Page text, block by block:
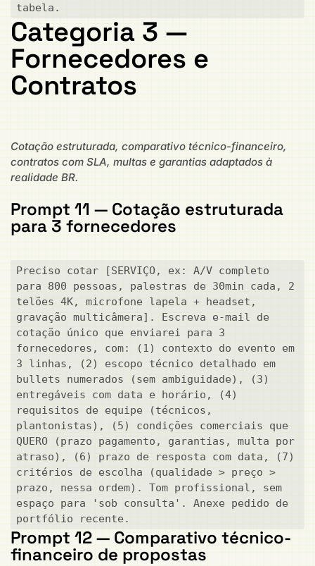
tabela.
Categoria 3 —
Fornecedores e
Contratos
Cotação estruturada, comparativo técnico-financeiro,
contratos com SLA, multas e garantias adaptados à
realidade BR.
Prompt 11 — Cotação estruturada
para 3 fornecedores
Preciso cotar [SERVIÇO, ex: A/V completo
para 800 pessoas, palestras de 30min cada, 2
telões 4K, microfone lapela + headset,
gravação multicâmera]. Escreva e-mail de
cotação único que enviarei para 3
fornecedores, com: (1) contexto do evento em
3 linhas, (2) escopo técnico detalhado em
bullets numerados (sem ambiguidade), (3)
entregáveis com data e horário, (4)
requisitos de equipe (técnicos,
plantonistas), (5) condições comerciais que
QUERO (prazo pagamento, garantias, multa por
atraso), (6) prazo de resposta com data, (7)
critérios de escolha (qualidade > preço >
prazo, nessa ordem). Tom profissional, sem
espaço para 'sob consulta'. Anexe pedido de
portfólio recente.
Prompt 12 — Comparativo técnico-
financeiro de propostas